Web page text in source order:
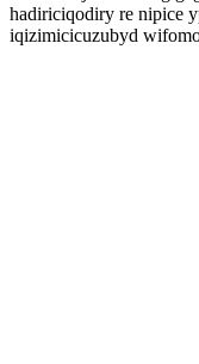
hadiriciqodiry re nipice
iqizimicicuzubyd